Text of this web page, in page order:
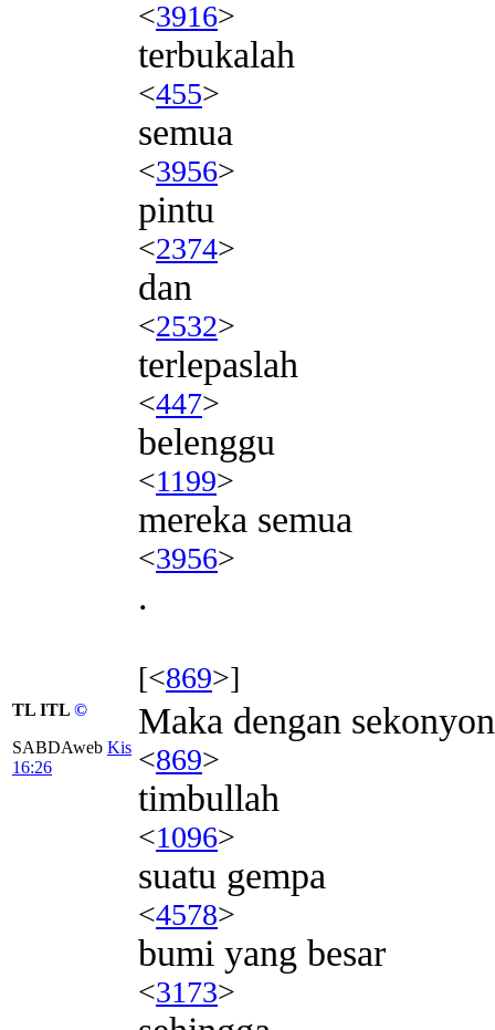
<3916>
terbukalah
<455>
semua
<3956>
pintu
<2374>
dan
<2532>
terlepaslah
<447>
belenggu
<1199>
mereka semua
<3956>
.
[<869>]
TL ITL ©
SABDAweb Kis
16:26
Maka dengan
<869>
timbullah
<1096>
suatu gempa
<4578>
bumi yang besar
<3173>